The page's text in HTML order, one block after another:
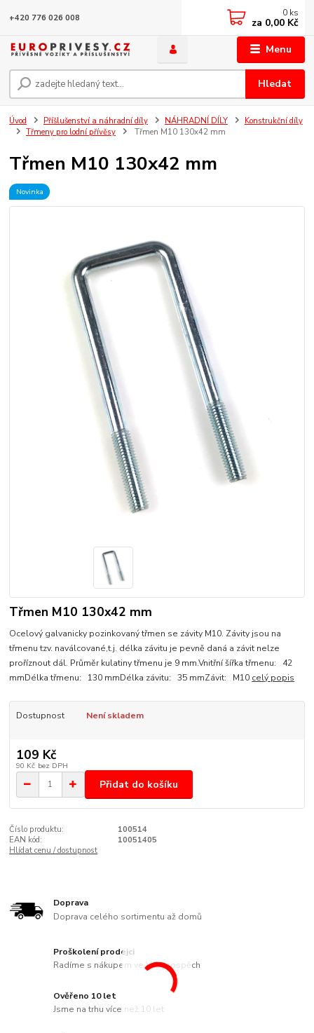
Menu
Hledat
+420 776 026 008 0 ks
za 0,00 Kč
Úvod Příšlušenství a náhradní díly NÁHRADNÍ DÍLY
Konstrukční díly
Třmeny pro lodní přívěsy
Třmen M10 130x42 mm
Třmen M10 130x42 mm
Novinka
Třmen M10 130x42 mm
Ocelový galvanicky pozinkovaný třmen se závity M10. Závity jsou na
třmenu tzv. naválcované,t.j. délka závitu je pevně daná a závit nelze
proříznout dál. Průměr kulatiny třmenu je 9 mm.Vnitřní šířka třmenu: 42
mmDélka třmenu: 130 mmDélka závitu: 35 mmZávit: M10 celý popis
Dostupnost Není skladem
109 Kč
90 Kč bez DPH
Přidat do košíku
Číslo produktu:
100514
EAN kód:
10051405
Hlídat cenu / dostupnost
Doprava
Doprava celého sortimentu až domů
Proškolení prodejci
Radíme s nákupem ve Váš prospěch
Ověřeno 10 let
Jsme na trhu více než 10 let